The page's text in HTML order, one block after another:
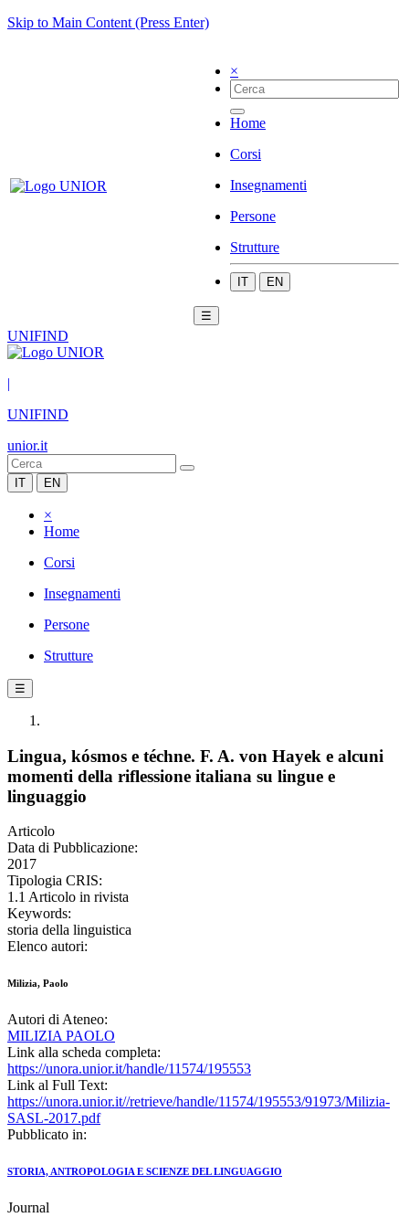
Skip to Main Content (Press Enter)
×
Home
Corsi
Insegnamenti
Persone
Strutture
IT EN
☰
UNIFIND
|
UNIFIND
unior.it
IT EN
×
Home
Corsi
Insegnamenti
Persone
Strutture
☰
Lingua, kósmos e téchne. F. A. von Hayek e alcuni
momenti della riflessione italiana su lingue e
linguaggio
Articolo
Data di Pubblicazione:
2017
Tipologia CRIS:
1.1 Articolo in rivista
Keywords:
storia della linguistica
Elenco autori:
Milizia, Paolo
Autori di Ateneo:
MILIZIA PAOLO
Link alla scheda completa:
https://unora.unior.it/handle/11574/195553
Link al Full Text:
https://unora.unior.it//retrieve/handle/11574/195553/91973/Milizia-
SASL-2017.pdf
Pubblicato in:
STORIA, ANTROPOLOGIA E SCIENZE DEL LINGUAGGIO
Journal